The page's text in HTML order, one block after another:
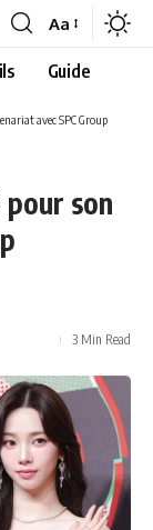
Aa
Guide
avec SPC Group
son
3 Min Read